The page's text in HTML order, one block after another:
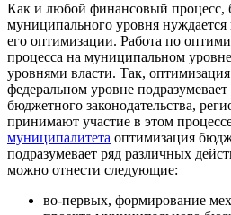
Как и любой финансовый процесс,
муниципального уровня
его оптимизации. Работа по
процесса на муниципальном
уровнями власти. Так,
федеральном уровне
бюджетного законодательства,
принимают участие в этом
муниципалитета оптимизация
подразумевает ряд различных
можно отнести следующие:
во-первых, формирование